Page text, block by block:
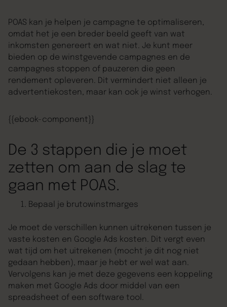
POAS kan je helpen je campagne te optimaliseren,
omdat het je een breder beeld geeft van wat
inkomsten genereert en wat niet. Je kunt meer
bieden op de winstgevende campagnes en de
campagnes stoppen of pauzeren die geen
rendement opleveren. Dit vermindert niet alleen je
advertentiekosten, maar kan ook je winst verhogen.
{{ebook-component}}
De 3 stappen die je moet
zetten om aan de slag te
gaan met POAS.
Bepaal je brutowinstmarges
Je moet de verschillen kunnen uitrekenen tussen je
vaste kosten en Google Ads kosten. Dit vergt even
wat tijd om het uitrekenen (mocht je dit nog niet
gedaan hebben), maar je hebt er wel wat aan.
Vervolgens kan je met deze gegevens een koppeling
maken met Google Ads door middel van een
spreadsheet of een software tool.